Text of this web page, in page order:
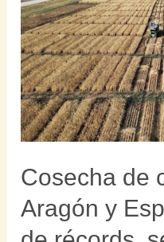
Cosecha de
Aragón y
en
Aragón
y
España:
Un
2024
récords,
y
sostenibilidad